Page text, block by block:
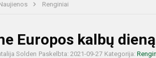
Renginiai
Europos kalbų dieną
Solden Paskelbta: 2021-09-27 Kategorija: